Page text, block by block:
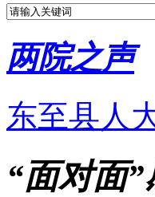
两院之声
东至县人
“面对面